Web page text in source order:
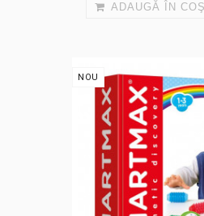
ADAUGĂ ÎN COŞ
NOU